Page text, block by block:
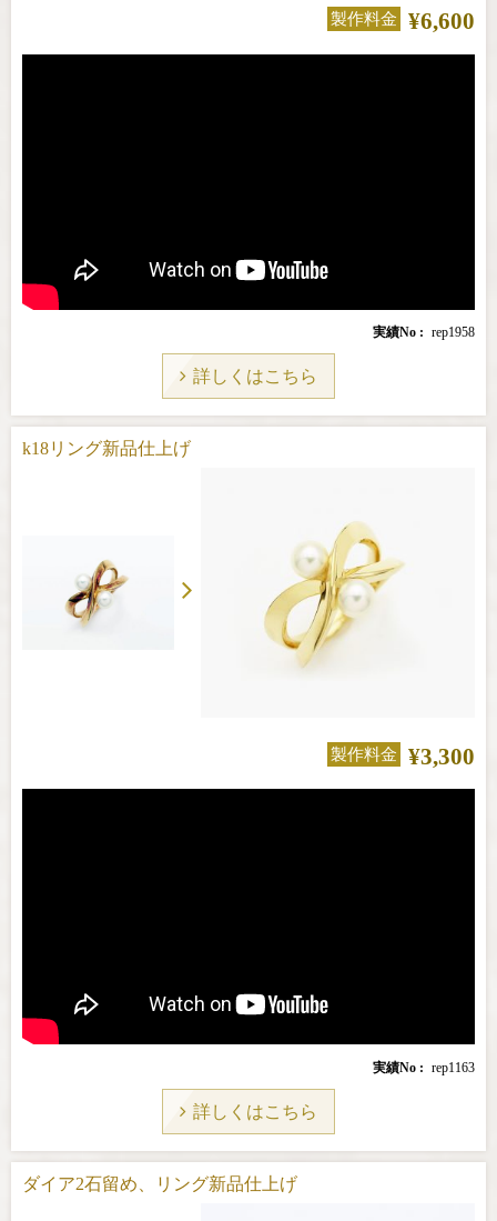
製作料金 ¥6,600
実績No rep1958
詳しくはこちら
k18リング新品仕上げ
製作料金 ¥3,300
実績No rep1163
詳しくはこちら
ダイア2石留め、リング新品仕上げ